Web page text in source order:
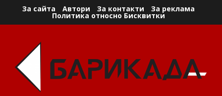
За сайта Автори За контакти За реклама
Политика относно Бисквитки